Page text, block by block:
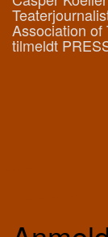
Association of
tilmeldt